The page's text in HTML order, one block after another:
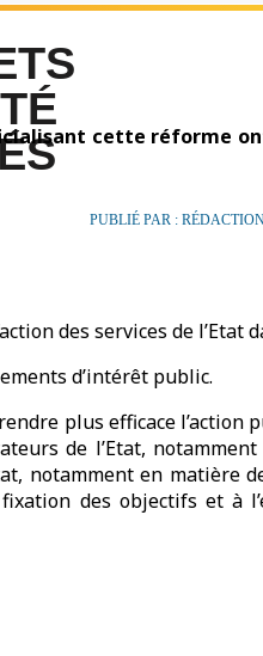
PUBLIÉ PAR :
cette réforme
des services de l’Etat
d’intérêt public.
plus efficace l’action
de l’Etat,
notamment en matière
des objectifs et à